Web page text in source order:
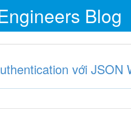
Blog
với JSON